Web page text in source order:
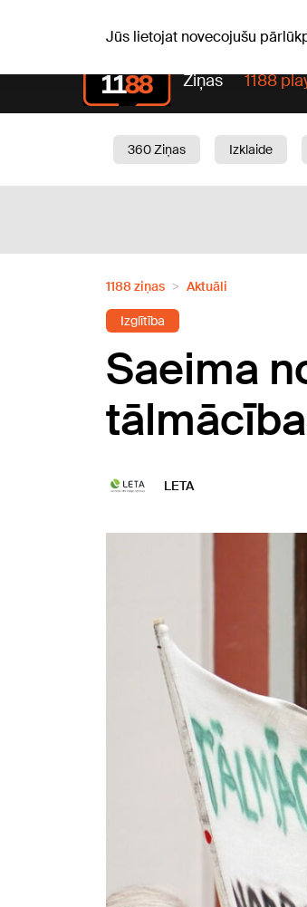
Jūs lietojat novecojušu
Ziņas 1188
360 Ziņas Izklaide
1188 ziņas Aktuāli
Izglītība
Saeima
LETA